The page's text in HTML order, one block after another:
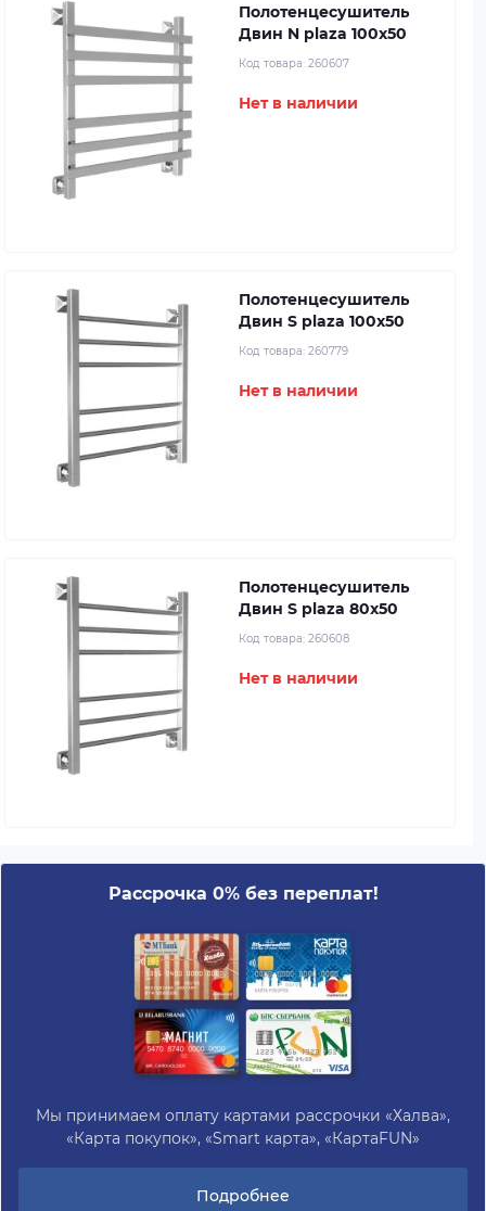
Полотенцесушитель
Двин N plaza 100x50
Код товара: 260607
Нет в наличии
Полотенцесушитель
Двин S plaza 100x50
Код товара: 260779
Нет в наличии
Полотенцесушитель
Двин S plaza 80x50
Код товара: 260608
Нет в наличии
Рассрочка 0% без переплат!
Мы принимаем оплату картами рассрочки «Халва»,
«Карта покупок», «Smart карта», «КартаFUN»
Подробнее